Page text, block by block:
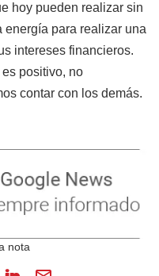
hoy pueden realizar sin
energía para realizar una
intereses financieros.
positivo, no
contar con los demás.